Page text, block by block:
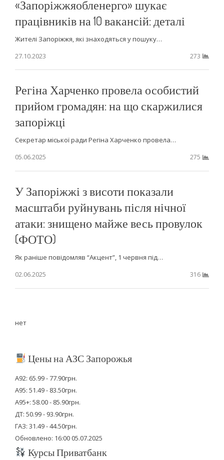
«Запоріжжяобленерго» шукає
працівників на 10 вакансій: деталі
Жителі Запоріжжя, які знаходяться у пошуку…
27.10.2023
273
Регіна Харченко провела особистий
прийом громадян: на що скаржилися
запоріжці
Секретар міської ради Регіна Харченко провела…
05.06.2025
275
У Запоріжжі з висоти показали
масштаби руйнувань після нічної
атаки: знищено майже весь провулок
(ФОТО)
Як раніше повідомляв “Акцент”, 1 червня під…
02.06.2025
316
нет
Цены на АЗС Запорожья
А92: 65.99 - 77.90грн.
А95: 51.49 - 83.50грн.
А95+: 58.00 - 85.90грн.
ДТ: 50.99 - 93.90грн.
ГАЗ: 31.49 - 44.50грн.
Обновлено: 16:00 05.07.2025
Курсы Приватбанк